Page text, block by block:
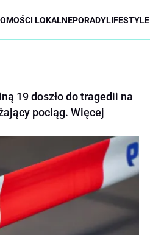
LOKALNEPORADYLIFESTYLE
19 doszło do tragedii na
pociąg. Więcej